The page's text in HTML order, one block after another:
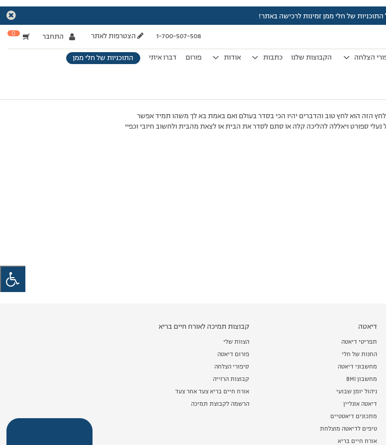
של חלי ממן זמינות לרכישה באתר!
1-700-507-508 הצטרפות לאתר התחבר 0
הצלחה הקבוצות שלנו כתבות אודות פורום דברו איתי התוכניות של חלי ממן
הזה הוא לחץ טוב והדברים יהיו הכי בסדר בעולם ואם באמת בא לך משהו תמיד אפשר
ספורט ויאללה להליכה קלה או סתם לסדר את הבית או לצאת מהבית ולחשוב חיובי וכפיי
דיאטה
תפריטי דיאטה
החנות של חלי
מחשבוני דיאטה
מחשבון BMI
ניהול יומן שבועי
דיאטה אונליין
מתכונים דיאטטיים
טיפים לדיאטה מוצלחת
אורח חיים בריא
קבוצות תמיכה לאורח חיים בריא
הצוות שלי
פורום דיאטה
סיפורי הצלחה
קבוצות הרזייה
אורח חיים בריא צעד אחר צעד
הרשמה לקבוצת תמיכה